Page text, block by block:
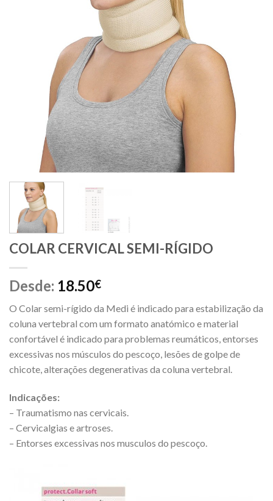
COLAR CERVICAL SEMI-RÍGIDO
Desde: 18.50€
O Colar semi-rígido da Medi é indicado para estabilização da
coluna vertebral com um formato anatómico e material
confortável é indicado para problemas reumáticos, entorses
excessivas nos músculos do pescoço, lesões de golpe de
chicote, alterações degenerativas da coluna vertebral.
Indicações:
– Traumatismo nas cervicais.
– Cervicalgias e artroses.
– Entorses excessivas nos musculos do pescoço.